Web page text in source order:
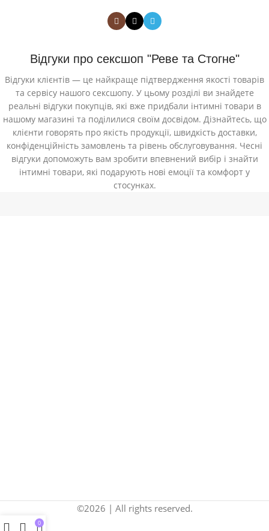
Відгуки про сексшоп "Реве та Стогне"
Відгуки клієнтів — це найкраще підтвердження якості товарів
та сервісу нашого сексшопу. У цьому розділі ви знайдете
реальні відгуки покупців, які вже придбали інтимні товари в
нашому магазині та поділилися своїм досвідом. Дізнайтесь, що
клієнти говорять про якість продукції, швидкість доставки,
конфіденційність замовлень та рівень обслуговування. Чесні
відгуки допоможуть вам зробити впевнений вибір і знайти
інтимні товари, які подарують нові емоції та комфорт у
стосунках.
©2026 | All rights reserved.
0